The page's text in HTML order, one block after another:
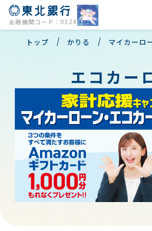
金融機関コード：0124
店舗・ATM
個人のお客様
法人のお客様
トップ かりる マイカーロ
エコカー